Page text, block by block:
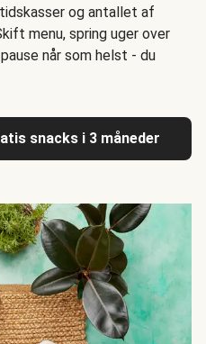
og antallet af
menu, spring uger over
når som helst - du
snacks i 3 måneder